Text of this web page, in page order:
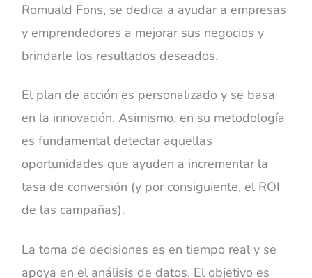
Romuald Fons, se dedica a ayudar a empresas
y emprendedores a mejorar sus negocios y
brindarle los resultados deseados.
El plan de acción es personalizado y se basa
en la innovación. Asimismo, en su metodología
es fundamental detectar aquellas
oportunidades que ayuden a incrementar la
tasa de conversión (y por consiguiente, el ROI
de las campañas).
La toma de decisiones es en tiempo real y se
apoya en el análisis de datos. El objetivo es